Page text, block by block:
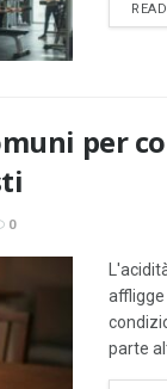
per
0
affligge
parte